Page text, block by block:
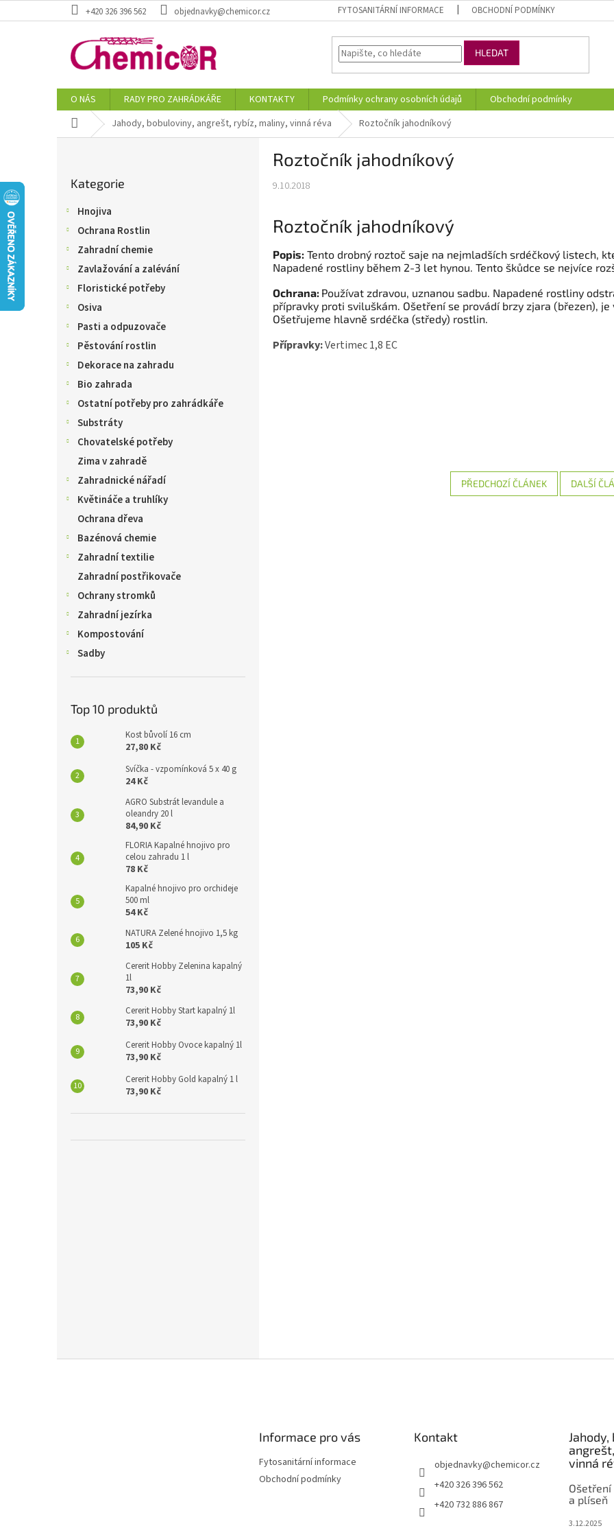
na
+420 326 396 562 objednavky@chemicor.cz FYTOSANITÁRNÍ INFORMACE OBCHODNÍ PODMÍNKY
HLEDAT
O NÁS RADY PRO ZAHRÁDKÁŘE KONTAKTY Podmínky ochrany osobních údajů
Obchodní podmínky
Domů Jahody, bobuloviny, angrešt, rybíz, maliny, vinná réva Roztočník jahodníkový
kategorie
Kategorie
Hnojiva
Ochrana Rostlin
Zahradní chemie
Zavlažování a zalévání
Floristické potřeby
Osiva
Pasti a odpuzovače
Pěstování rostlin
Dekorace na zahradu
Bio zahrada
Ostatní potřeby pro zahrádkáře
Substráty
Chovatelské potřeby
Zima v zahradě
Zahradnické nářadí
Květináče a truhlíky
Ochrana dřeva
Bazénová chemie
Zahradní textilie
Zahradní postřikovače
Ochrany stromků
Zahradní jezírka
Kompostování
Sadby
Top 10 produktů
Kost bůvolí 16 cm
27,80 Kč
Svíčka - vzpomínková 5 x 40 g
24 Kč
AGRO Substrát levandule a
oleandry 20 l
84,90 Kč
FLORIA Kapalné hnojivo pro
celou zahradu 1 l
78 Kč
Kapalné hnojivo pro orchideje
500 ml
54 Kč
NATURA Zelené hnojivo 1,5 kg
105 Kč
Cererit Hobby Zelenina kapalný
1l
73,90 Kč
Cererit Hobby Start kapalný 1l
73,90 Kč
Cererit Hobby Ovoce kapalný 1l
73,90 Kč
Cererit Hobby Gold kapalný 1 l
73,90 Kč
Roztočník jahodníkový
9.10.2018
Roztočník jahodníkový
Popis: Tento drobný roztoč saje na nejmladších srdéčkový listech,
Napadené rostliny během 2-3 let hynou. Tento škůdce se nejvíce
Ochrana: Používat zdravou, uznanou sadbu. Napadené rostliny
přípravky proti sviluškám. Ošetření se provádí brzy zjara (březen),
Ošetřujeme hlavně srdéčka (středy) rostlin.
Přípravky:Vertimec 1,8 EC
PŘEDCHOZÍ ČLÁNEK DALŠÍ
Informace pro vás
Fytosanitární informace
Obchodní podmínky
Kontakt
objednavky@chemicor.cz
+420 326 396 562
+420 732 886 867
vinná
a plíseň
3.12.2025